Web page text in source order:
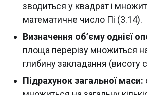
зводиться у квадрат і
математичне число Пі (3.14).
Визначення об’єму однієї
площа перерізу множиться
глибину закладання (висоту
Підрахунок загальної маси: